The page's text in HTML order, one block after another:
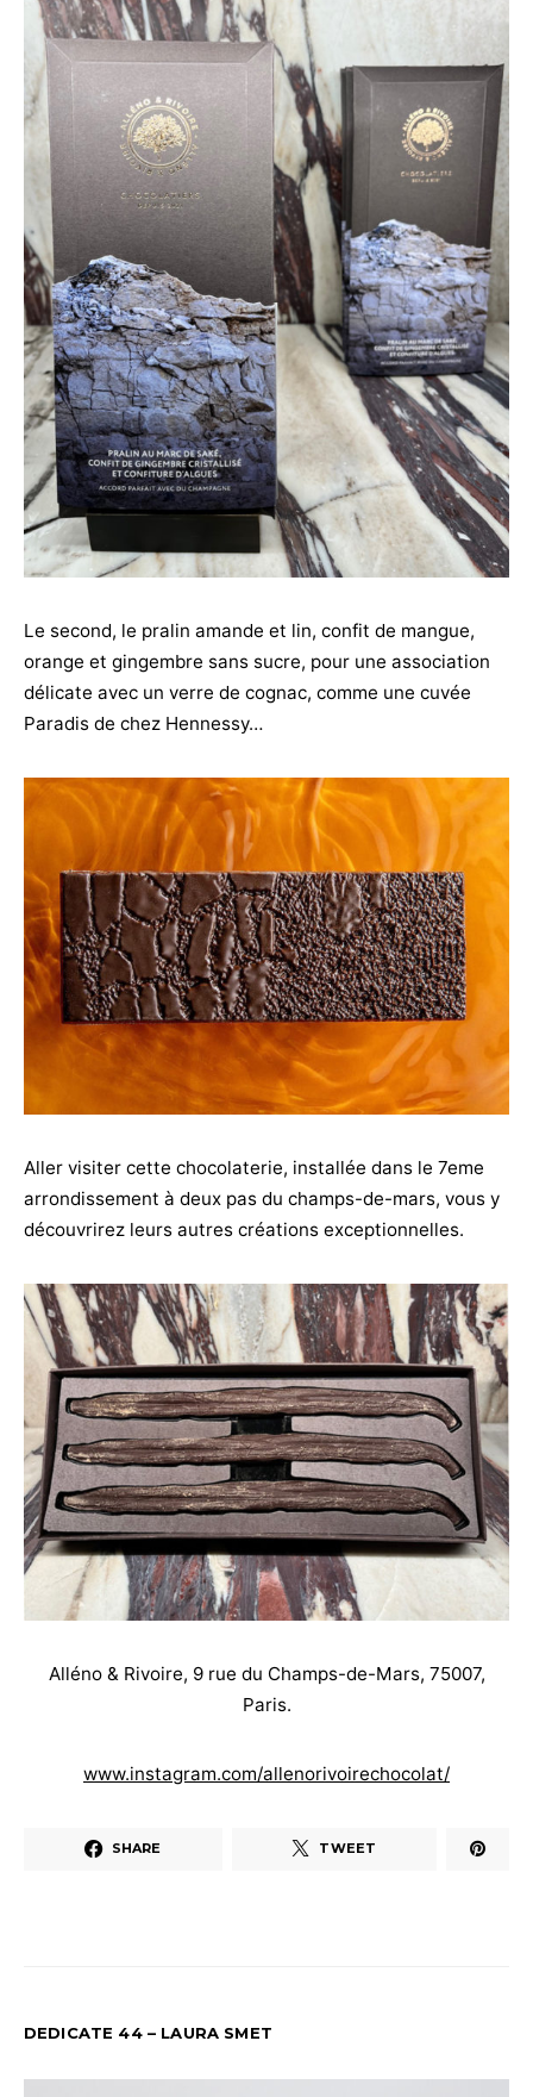
Le second, le pralin amande et lin, confit de mangue,
orange et gingembre sans sucre, pour une association
délicate avec un verre de cognac, comme une cuvée
Paradis de chez Hennessy…
Aller visiter cette chocolaterie, installée dans le 7eme
arrondissement à deux pas du champs-de-mars, vous y
découvrirez leurs autres créations exceptionnelles.
Alléno & Rivoire, 9 rue du Champs-de-Mars, 75007,
Paris.
www.instagram.com/allenorivoirechocolat/
SHARE TWEET
DEDICATE 44 – LAURA SMET